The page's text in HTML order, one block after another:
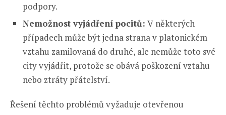
podpory.
Nemožnost vyjádření pocitů: V některých
případech může být jedna strana v platonickém
vztahu zamilovaná do druhé, ale nemůže toto své
city vyjádřit, protože se obává poškození vztahu
nebo ztráty přátelství.
Řešení těchto problémů vyžaduje otevřenou